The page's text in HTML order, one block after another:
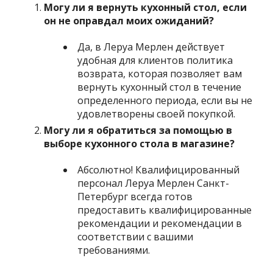
Могу ли я вернуть кухонный стол, если
он не оправдал моих ожиданий?
Да, в Леруа Мерлен действует
удобная для клиентов политика
возврата, которая позволяет вам
вернуть кухонный стол в течение
определенного периода, если вы не
удовлетворены своей покупкой.
Могу ли я обратиться за помощью в
выборе кухонного стола в магазине?
Абсолютно! Квалифицированный
персонал Леруа Мерлен Санкт-
Петербург всегда готов
предоставить квалифицированные
рекомендации и рекомендации в
соответствии с вашими
требованиями.